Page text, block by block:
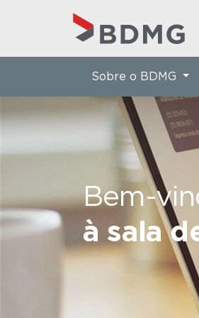
Bem-
à sala
Sobre o BDMG